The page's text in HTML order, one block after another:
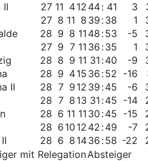
II 27 11 412 44: 41 3
27 8 11 8 39 :38 1
28 9 8 11 48 :53 -5
27 9 7 11 36 :35 1
28 8 9 11 31 :40 -9
28 9 415 36 :52 -16
II 28 7 9 12 39 :45 -6
28 7 8 13 31 :45 -14
28 6 11 11 30 :45 -15
28 6 10 12 42 :49 -7
28 6 8 1436 :58 -22
mit RelegationAbsteiger